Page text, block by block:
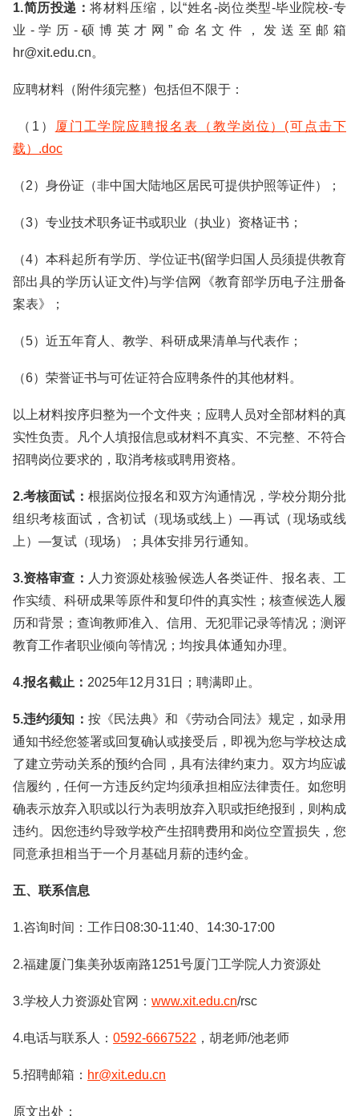
1.简历投递：将材料压缩，以“姓名-岗位类型-毕业院校-专
业-学历-硕博英才网”命名文件，发送至邮箱
hr@xit.edu.cn。
应聘材料（附件须完整）包括但不限于：
（1）
厦门工学院应聘报名表（教学岗位）(可点击下
载）.doc
（2）身份证（非中国大陆地区居民可提供护照等证件）；
（3）专业技术职务证书或职业（执业）资格证书；
（4）本科起所有学历、学位证书(留学归国人员须提供教育
部出具的学历认证文件)与学信网《教育部学历电子注册备
案表》；
（5）近五年育人、教学、科研成果清单与代表作；
（6）荣誉证书与可佐证符合应聘条件的其他材料。
以上材料按序归整为一个文件夹；应聘人员对全部材料的真
实性负责。凡个人填报信息或材料不真实、不完整、不符合
招聘岗位要求的，取消考核或聘用资格。
2.考核面试： 根据岗位报名和双方沟通情况，学校分期分批
组织考核面试，含初试（现场或线上）—再试（现场或线
上）—复试（现场）；具体安排另行通知。
3.资格审查： 人力资源处核验候选人各类证件、报名表、工
作实绩、科研成果等原件和复印件的真实性；核查候选人履
历和背景；查询教师准入、信用、无犯罪记录等情况；测评
教育工作者职业倾向等情况；均按具体通知办理。
4.报名截止： 2025年12月31日；聘满即止。
5.违约须知： 按《民法典》和《劳动合同法》规定，如录用
通知书经您签署或回复确认或接受后，即视为您与学校达成
了建立劳动关系的预约合同，具有法律约束力。双方均应诚
信履约，任何一方违反约定均须承担相应法律责任。如您明
确表示放弃入职或以行为表明放弃入职或拒绝报到，则构成
违约。因您违约导致学校产生招聘费用和岗位空置损失，您
同意承担相当于一个月基础月薪的违约金。
五、联系信息
1.咨询时间：工作日08:30-11:40、14:30-17:00
2.福建厦门集美孙坂南路1251号厦门工学院人力资源处
3.学校人力资源处官网： www.xit.edu.cn/rsc
4.电话与联系人： 0592-6667522 ，胡老师/池老师
5.招聘邮箱： hr@xit.edu.cn
原文出处：